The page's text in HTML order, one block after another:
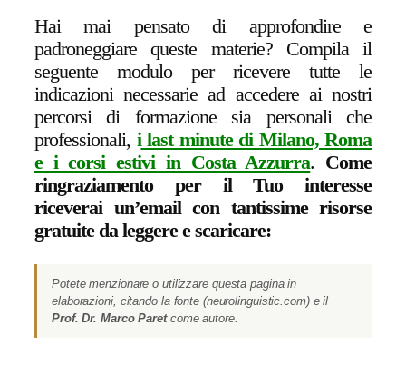
Hai mai pensato di approfondire e
padroneggiare queste materie? Compila il
seguente modulo per ricevere tutte le
indicazioni necessarie ad accedere ai nostri
percorsi di formazione sia personali che
professionali, ilast minute di Milano, Roma
e i corsi estivi in Costa Azzurra. Come
ringraziamento per il Tuo interesse
riceverai un’email con tantissime risorse
gratuite da leggere e scaricare:
Potete menzionare o utilizzare questa pagina in
elaborazioni, citando la fonte (neurolinguistic.com) e il
Prof. Dr. Marco Paretcome autore.